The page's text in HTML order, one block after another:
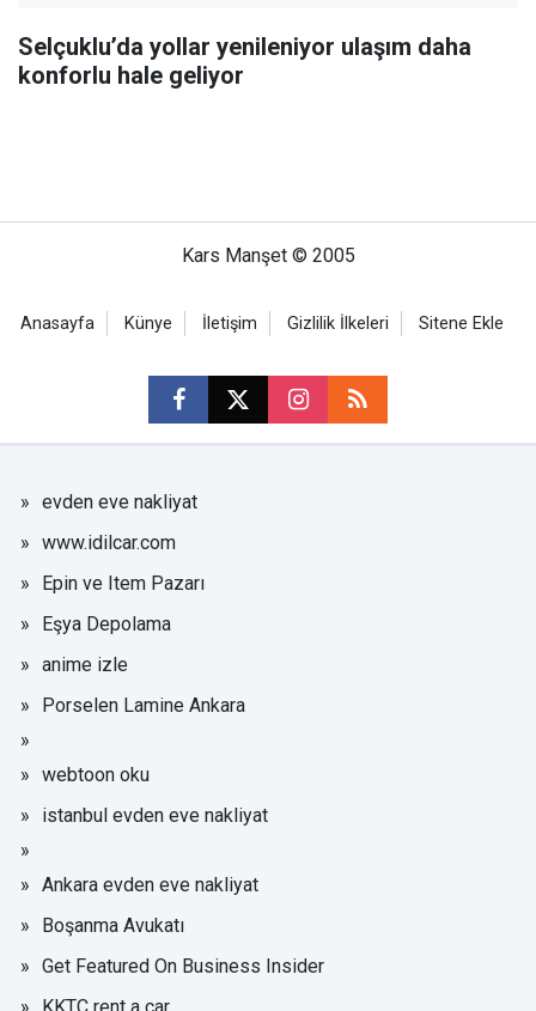
Selçuklu’da yollar yenileniyor ulaşım daha
konforlu hale geliyor
Kars Manşet © 2005
Anasayfa Künye İletişim Gizlilik İlkeleri Sitene Ekle
evden eve nakliyat
www.idilcar.com
Epin ve Item Pazarı
Eşya Depolama
anime izle
Porselen Lamine Ankara
webtoon oku
istanbul evden eve nakliyat
Ankara evden eve nakliyat
Boşanma Avukatı
Get Featured On Business Insider